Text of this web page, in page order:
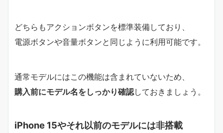
どちらもアクションボタンを標準装備しており、
電源ボタンや音量ボタンと同じように利用可能です。
通常モデルにはこの機能は含まれていないため、
購入前にモデル名をしっかり確認しておきましょう。
iPhone 15やそれ以前のモデルには非搭載